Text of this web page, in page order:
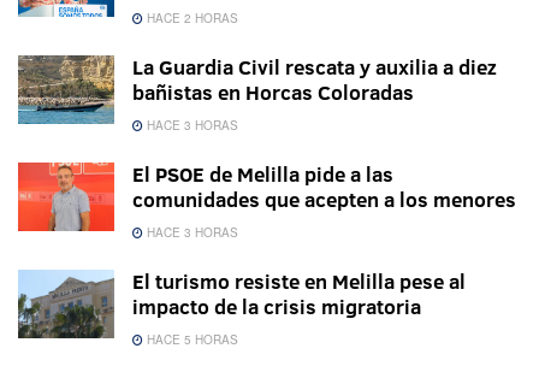
HACE 2 HORAS
La Guardia Civil rescata y auxilia a diez
bañistas en Horcas Coloradas
HACE 3 HORAS
El PSOE de Melilla pide a las
comunidades que acepten a los menores
HACE 3 HORAS
El turismo resiste en Melilla pese al
impacto de la crisis migratoria
HACE 5 HORAS